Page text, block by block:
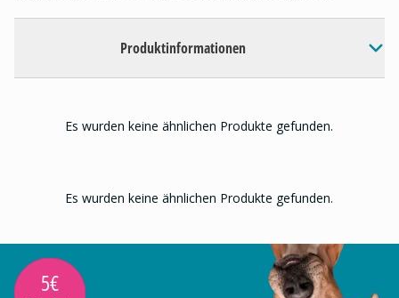
Produktinformationen
Es wurden keine ähnlichen Produkte gefunden.
Es wurden keine ähnlichen Produkte gefunden.
5€